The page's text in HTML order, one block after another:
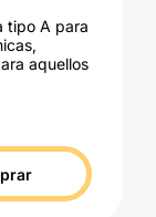
tipo A para
aquellos